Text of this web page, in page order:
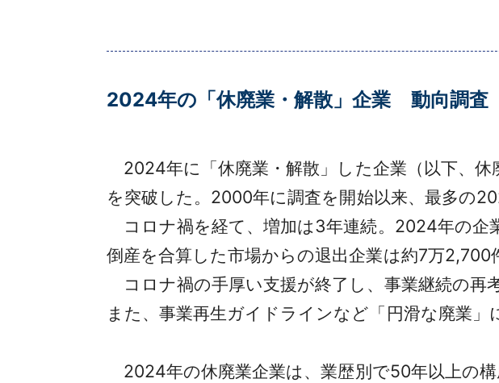
2024年の「休廃業・解散」企業 動向調査
2024年に「休廃業・解散」した企業（以下、
を突破した。2000年に調査を開始以来、最多の
コロナ禍を経て、増加は3年連続。2024年の企
倒産を合算した市場からの退出企業は約7万2,700
コロナ禍の手厚い支援が終了し、事業継続の再
また、事業再生ガイドラインなど「円滑な廃業
2024年の休廃業企業は、業歴別で50年以上の構